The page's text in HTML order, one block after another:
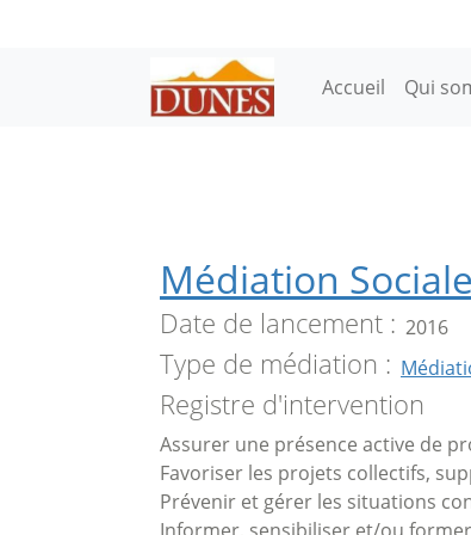
Main
Accueil Qui
Médiation
Date de lancement 2016
Type de médiation
Registre d'intervention
Assurer une présence active de
Favoriser les projets collectifs,
Prévenir et gérer les situations